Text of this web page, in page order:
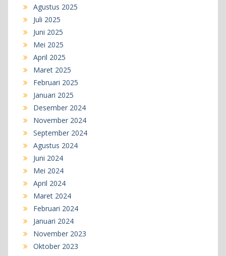
Agustus 2025
Juli 2025
Juni 2025
Mei 2025
April 2025
Maret 2025
Februari 2025
Januari 2025
Desember 2024
November 2024
September 2024
Agustus 2024
Juni 2024
Mei 2024
April 2024
Maret 2024
Februari 2024
Januari 2024
November 2023
Oktober 2023